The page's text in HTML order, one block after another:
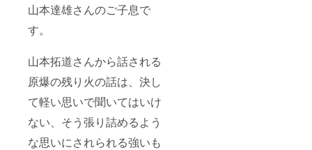
山本達雄さんのご子息で
す。
山本拓道さんから話される
原爆の残り火の話は、決し
て軽い思いで聞いてはいけ
ない、そう張り詰めるよう
な思いにされられる強いも